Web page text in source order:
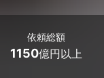
依頼総額
1150億円以上